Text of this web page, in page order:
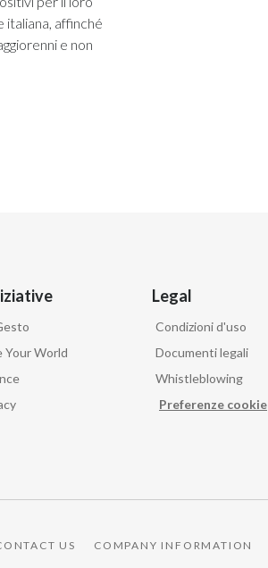
italiana, affinché
e non
Your World
Legal
Condizioni d'uso
Documenti legali
Whistleblowing
Preferenze cookie
US COMPANY INFORMATION